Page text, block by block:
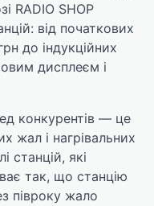
RADIO SHOP
від початкових
до індукційних
дисплеєм і
конкурентів — це
жал і нагрівальних
станцій, які
так, що станцію
півроку жало